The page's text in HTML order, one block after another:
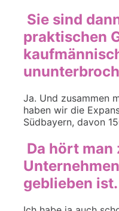
Sie sind
praktischen
Ja. Und zusammen
haben wir die
Südbayern, davon
Da hört
geblieben ist.